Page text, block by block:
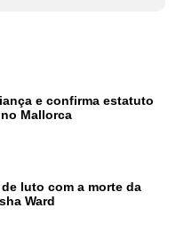
e confirma estatuto
Mallorca
luto com a morte da
Ward